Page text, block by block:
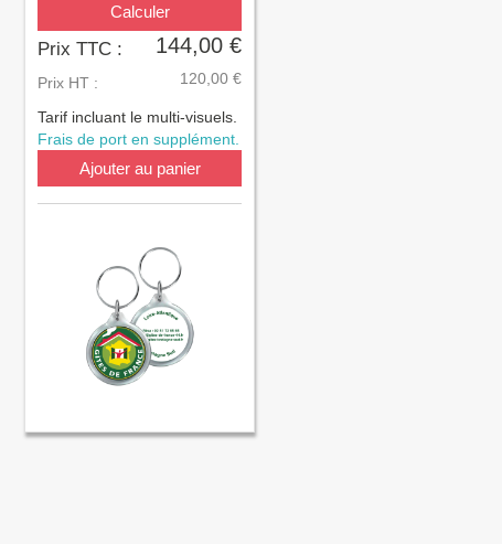
Calculer
Prix TTC : 144,00 €
Prix HT : 120,00 €
Tarif incluant le multi-visuels.
Frais de port en supplément.
Ajouter au panier